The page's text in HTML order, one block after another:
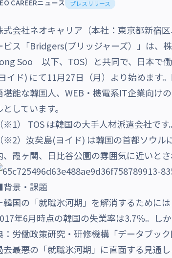
CAREERニュース プレスリリース
式会社ネオキャリア（本社：東京都新
ビス「Bridgers(ブリッジャーズ）」は
Soo 以下、TOS）と共同で、日本で
イド) にて11月27日（月）より始めます
堪能な韓国人、WEB・機電系IT企業向け
としています。
（※1） TOS は韓国の大手人材派遣会社です。
（※2）汝矣島(ヨイド) は韓国の首都ソウ
、霞ヶ関、日比谷公園の雰囲気に近いとさ
景・課題
韓国の「就職氷河期」を解消するために
年6月時点の韓国の失業率は3.7％。し
：労働政策研究・研修機構「データブッ
去最悪の「就職氷河期」に直面する見通